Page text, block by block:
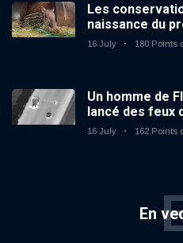
Les
naissance du
zoo du
16 July 180 Points
Un homme de
lancé des feux
voiture en
16 July 162 Points
En